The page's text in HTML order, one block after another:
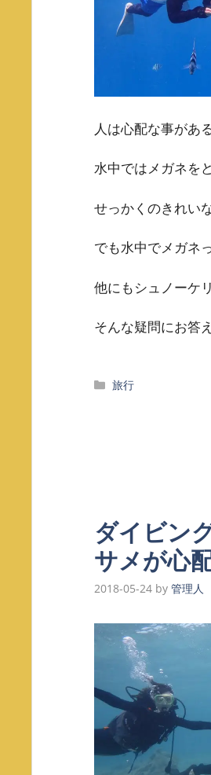
人は心配な事があ
水中ではメガネを
せっかくのきれい
でも水中でメガネ
他にもシュノーケ
そんな疑問にお答
カ
旅行
ダイビン
サメが心
2018-05-24 by 管理人